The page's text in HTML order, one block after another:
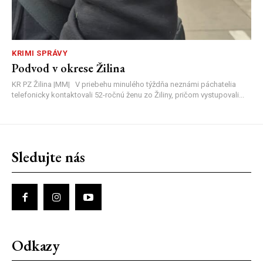
KRIMI SPRÁVY
Podvod v okrese Žilina
KR PZ Žilina |MM| V priebehu minulého týždňa neznámi páchatelia
telefonicky kontaktovali 52-ročnú ženu zo Žiliny, pričom vystupovali...
Sledujte nás
Odkazy